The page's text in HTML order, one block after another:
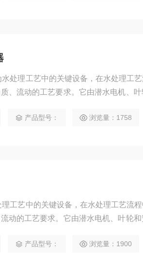
处理工艺中的关键设备，在水处理工
、流动的工艺要求。它由潜水电机、
式结构，它与传统相比，具有结构紧凑
产品型号： 浏览量：1758
工艺中的关键设备，在水处理工艺流
动的工艺要求。它由潜水电机、叶轮
构，它与传统相比，具有结构紧凑。
产品型号： 浏览量：1900